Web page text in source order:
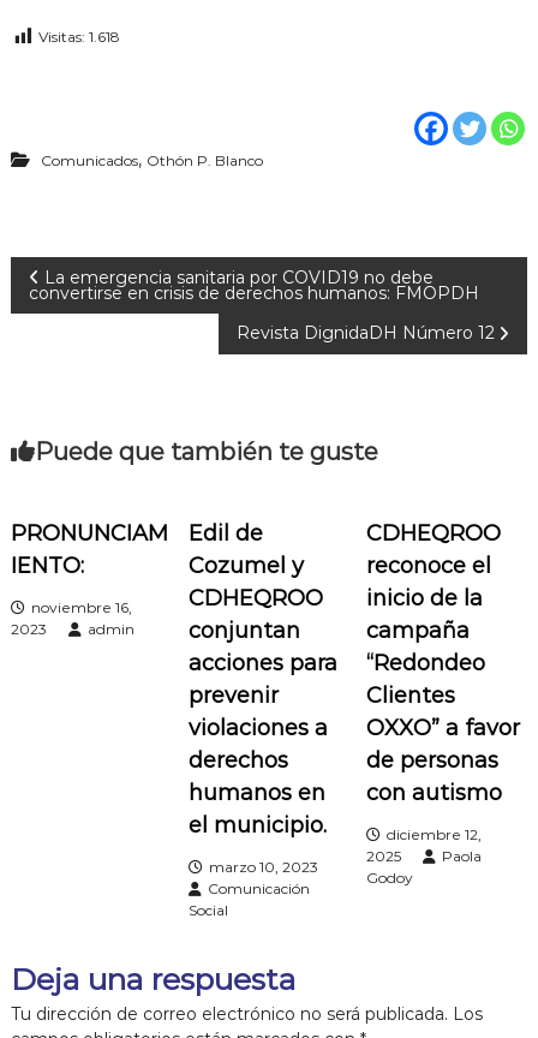
Visitas: 1.618
Comunicados, Othón P. Blanco
N
e
a
c
n
La emergencia sanitaria por COVID19 no debe
convertirse en crisis de derechos humanos: FMOPDH
Revista DignidaDH Número 12
Puede que también te guste
PRONUNCIAM
IENTO:
noviembre 16,
2023
admin
Edil de
Cozumel y
CDHEQROO
conjuntan
acciones para
prevenir
violaciones a
derechos
humanos en
el municipio.
marzo 10, 2023
Comunicación
Social
CDHEQROO
reconoce el
inicio de la
campaña
“Redondeo
Clientes
OXXO” a favor
de personas
con autismo
diciembre 12,
2025
Paola
Godoy
Deja una respuesta
Tu dirección de correo electrónico no será publicada. Los